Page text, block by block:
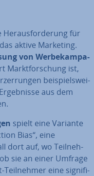
Her­aus­for­de­rung für
aktive Marketing.
von Wer­be­kam­pa­
Markt­for­schung ist,
bei­spiels­wei­
aus dem
spielt eine Variante
Bias“, eine
dort auf, wo Teil­neh­
sie an einer Umfrage
Teil­neh­mer eine si­gni­fi­